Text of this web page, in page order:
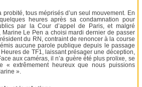
probité, tous méprisés d’un seul mouvement. En
heures après sa condamnation pour
par la Cour d’appel de Paris, et malgré
Le Pen a choisi mardi dernier de passer
du RN, contraint de renoncer à la course
émis aucune parole publique depuis le passage
de TF1, laissant présager une déception,
aux caméras, il n’a guère été plus prolixe, se
« extrêmement heureux que nous puissions
».